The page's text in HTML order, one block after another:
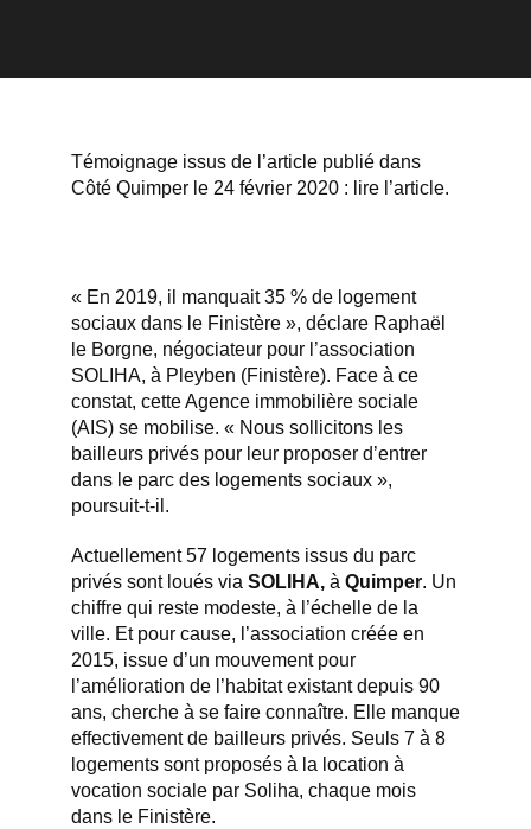
Témoignage issus de l’article publié dans
Côté Quimper le 24 février 2020 : lire l’article.
« En 2019, il manquait 35 % de logement
sociaux dans le Finistère », déclare Raphaël
le Borgne, négociateur pour l’association
SOLIHA, à Pleyben (Finistère). Face à ce
constat, cette Agence immobilière sociale
(AIS) se mobilise. « Nous sollicitons les
bailleurs privés pour leur proposer d’entrer
dans le parc des logements sociaux »,
poursuit-t-il.
Actuellement 57 logements issus du parc
privés sont loués via SOLIHA, à Quimper. Un
chiffre qui reste modeste, à l’échelle de la
ville. Et pour cause, l’association créée en
2015, issue d’un mouvement pour
l’amélioration de l’habitat existant depuis 90
ans, cherche à se faire connaître. Elle manque
effectivement de bailleurs privés. Seuls 7 à 8
logements sont proposés à la location à
vocation sociale par Soliha, chaque mois
dans le Finistère.